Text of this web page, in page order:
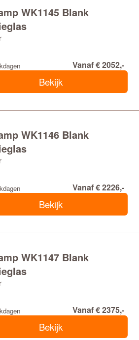
WK1145 Blank
Vanaf € 2052,-
Bekijk
WK1146 Blank
Vanaf € 2226,-
Bekijk
WK1147 Blank
Vanaf € 2375,-
Bekijk